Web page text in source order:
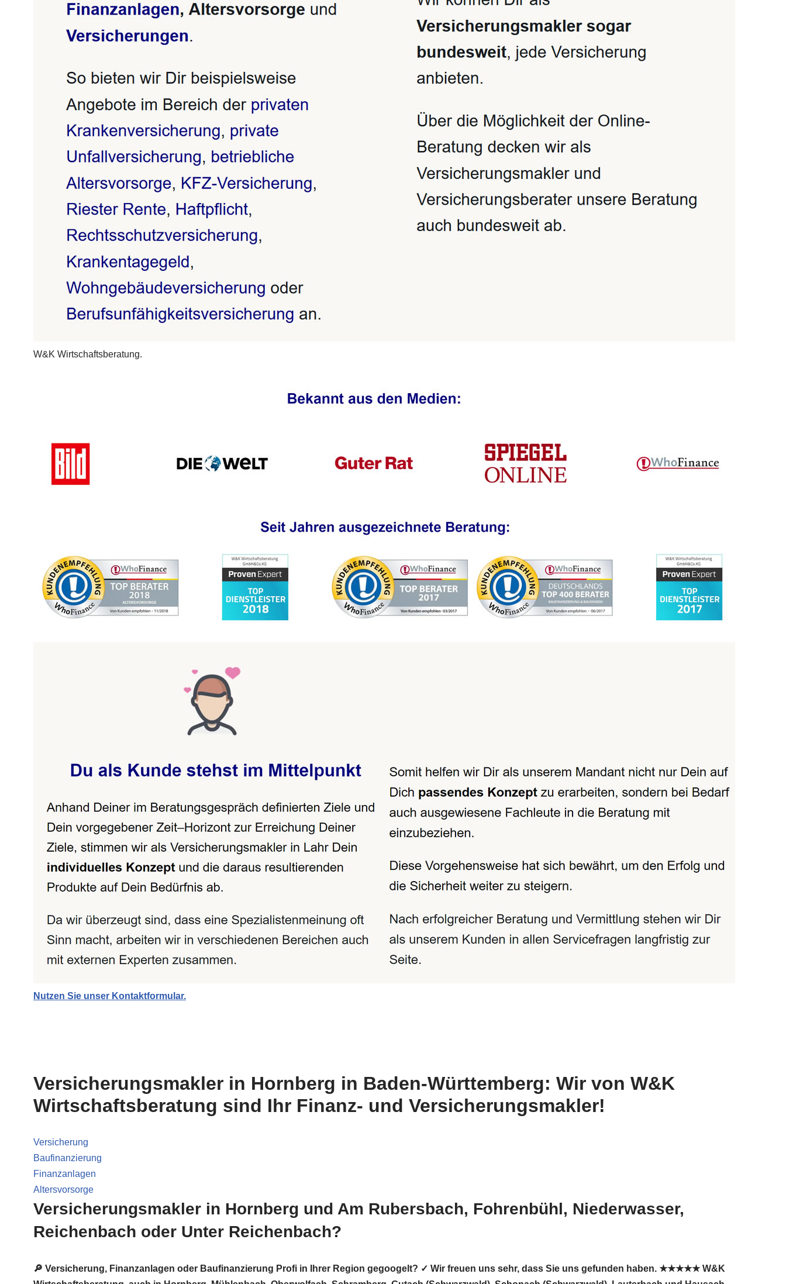
W&K Wirtschaftsberatung.
Nutzen Sie unser Kontaktformular.
Versicherungsmakler in Hornberg in Baden-Württemberg: Wir von W&K
Wirtschaftsberatung sind Ihr Finanz- und Versicherungsmakler!
Versicherung
Baufinanzierung
Finanzanlagen
Altersvorsorge
Versicherungsmakler in Hornberg und Am Rubersbach, Fohrenbühl, Niederwasser,
Reichenbach oder Unter Reichenbach?
🔎 Versicherung, Finanzanlagen oder Baufinanzierung Profi in Ihrer Region gegoogelt? ✓ Wir freuen uns sehr, dass Sie uns gefunden haben. ★★★★★ W&K